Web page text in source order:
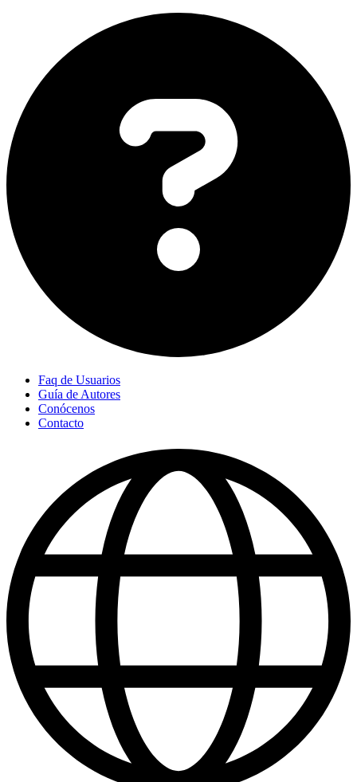
Faq de Usuarios
Guía de Autores
Conócenos
Contacto